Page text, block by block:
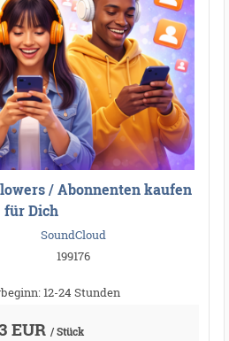
/ Abonnenten kaufen
für Dich
SoundCloud
199176
12-24 Stunden
EUR / Stück